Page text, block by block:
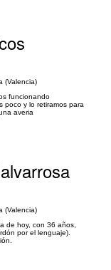
(Valencia)
funcionando
poco y lo retiramos para
averia
(Valencia)
de hoy, con 36 años,
por el lenguaje).